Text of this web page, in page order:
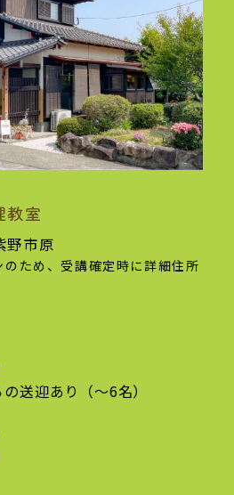
教室
野市原
ため、受講確定時に詳細住所
送迎あり（〜6名）